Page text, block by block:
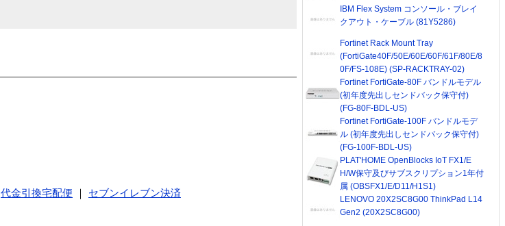
代金引換宅配便
セブンイレブン決済
IBM Flex System コンソール・ブレイ
クアウト・ケーブル (81Y5286)
Fortinet Rack Mount Tray
(FortiGate40F/50E/60E/60F/61F/80E/8
0F/FS-108E) (SP-RACKTRAY-02)
Fortinet FortiGate-80F バンドルモデル
(初年度先出しセンドバック保守付)
(FG-80F-BDL-US)
Fortinet FortiGate-100F バンドルモデ
ル (初年度先出しセンドバック保守付)
(FG-100F-BDL-US)
PLAT'HOME OpenBlocks IoT FX1/E
H/W保守及びサブスクリプション1年付
属 (OBSFX1/E/D11/H1S1)
LENOVO 20X2SC8G00 ThinkPad L14
Gen2 (20X2SC8G00)